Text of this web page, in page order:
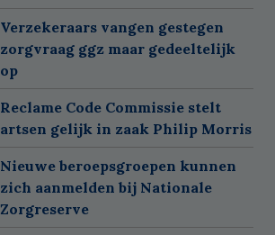
Verzekeraars vangen gestegen
zorgvraag ggz maar gedeeltelijk
op
Reclame Code Commissie stelt
artsen gelijk in zaak Philip Morris
Nieuwe beroepsgroepen kunnen
zich aanmelden bij Nationale
Zorgreserve